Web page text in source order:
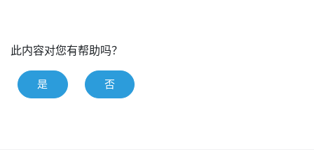
此内容对您有帮助吗？
是 否